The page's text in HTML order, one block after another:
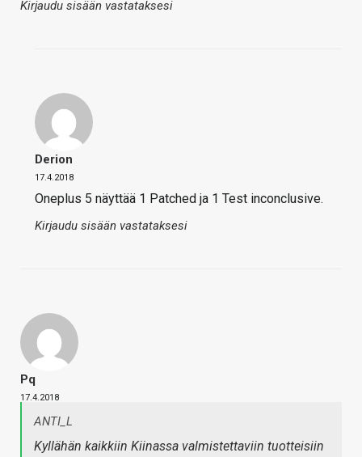
Kirjaudu sisään vastataksesi
Derion
17.4.2018
Oneplus 5 näyttää 1 Patched ja 1 Test inconclusive.
Kirjaudu sisään vastataksesi
Pq
17.4.2018
ANTI_L
Kyllähän kaikkiin Kiinassa valmistettaviin tuotteisiin